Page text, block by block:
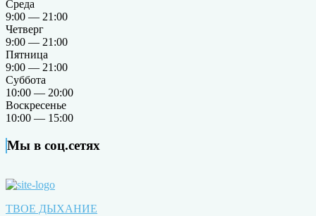
Среда
9:00 — 21:00
Четверг
9:00 — 21:00
Пятница
9:00 — 21:00
Суббота
10:00 — 20:00
Воскресенье
10:00 — 15:00
Мы в соц.сетях
ТВОЕ ДЫХАНИЕ